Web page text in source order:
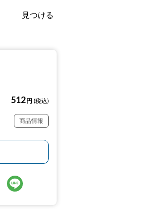
見つける
512 円 (税込)
商品情報